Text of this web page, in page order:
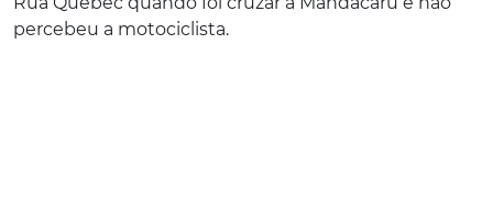
percebeu a motociclista.